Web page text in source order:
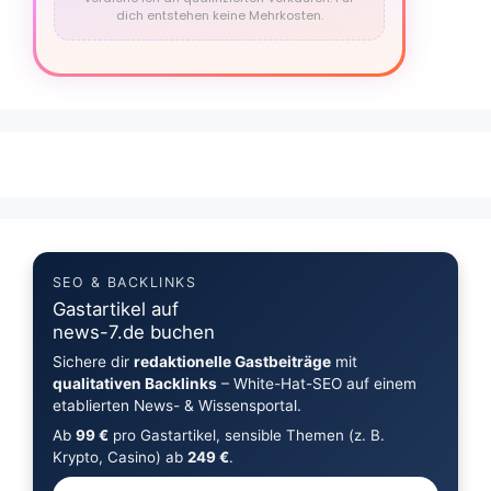
dich entstehen keine Mehrkosten.
SEO & BACKLINKS
Gastartikel auf
news-7.de buchen
Sichere dir redaktionelle Gastbeiträgemit
qualitativen Backlinks– White-Hat-SEO auf einem
etablierten News- & Wissensportal.
Ab 99 €pro Gastartikel, sensible Themen (z. B.
Krypto, Casino) ab 249 €.